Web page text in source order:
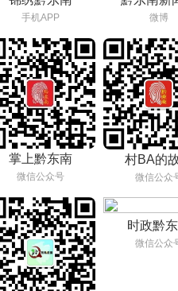
手机APP 微博
掌上黔东南
微信公众号
村BA的
微信公众
时政黔
微信公众